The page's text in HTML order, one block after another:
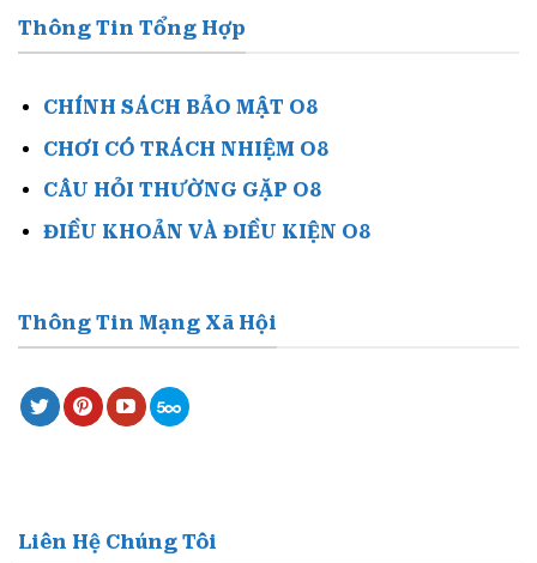
Thông Tin Tổng Hợp
CHÍNH SÁCH BẢO MẬT O8
CHƠI CÓ TRÁCH NHIỆM O8
CÂU HỎI THƯỜNG GẶP O8
ĐIỀU KHOẢN VÀ ĐIỀU KIỆN O8
Thông Tin Mạng Xã Hội
Liên Hệ Chúng Tôi